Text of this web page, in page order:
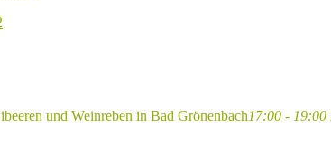
und Weinreben in Bad Grönenbach17:00 - 19:00